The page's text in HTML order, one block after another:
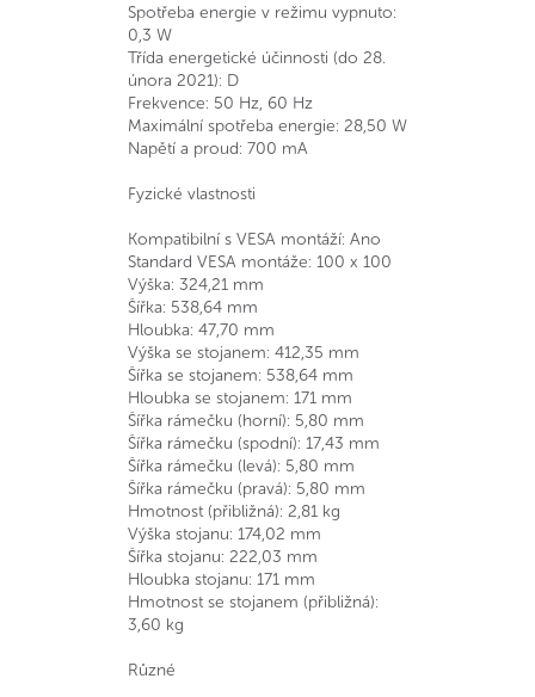
Spotřeba energie v režimu vypnuto:
0,3 W
Třída energetické účinnosti (do 28.
února 2021): D
Frekvence: 50 Hz, 60 Hz
Maximální spotřeba energie: 28,50 W
Napětí a proud: 700 mA
Fyzické vlastnosti
Kompatibilní s VESA montáží: Ano
Standard VESA montáže: 100 x 100
Výška: 324,21 mm
Šířka: 538,64 mm
Hloubka: 47,70 mm
Výška se stojanem: 412,35 mm
Šířka se stojanem: 538,64 mm
Hloubka se stojanem: 171 mm
Šířka rámečku (horní): 5,80 mm
Šířka rámečku (spodní): 17,43 mm
Šířka rámečku (levá): 5,80 mm
Šířka rámečku (pravá): 5,80 mm
Hmotnost (přibližná): 2,81 kg
Výška stojanu: 174,02 mm
Šířka stojanu: 222,03 mm
Hloubka stojanu: 171 mm
Hmotnost se stojanem (přibližná):
3,60 kg
Různé